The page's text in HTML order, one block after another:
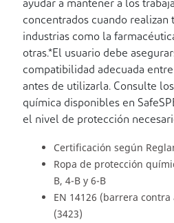
ayudar a mantener a los
concentrados cuando realizan
industrias como la
otras.*El usuario debe
compatibilidad adecuada
antes de utilizarla. Consulte
química disponibles en
el nivel de protección
Certificación según
Ropa de protección
B, 4-B y 6-B
EN 14126 (barrera
(3423)